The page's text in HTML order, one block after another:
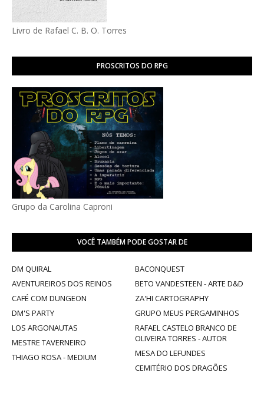
Livro de Rafael C. B. O. Torres
PROSCRITOS DO RPG
Grupo da Carolina Caproni
VOCÊ TAMBÉM PODE GOSTAR DE
DM QUIRAL
BACONQUEST
AVENTUREIROS DOS REINOS
BETO VANDESTEEN - ARTE D&D
CAFÉ COM DUNGEON
ZA'HI CARTOGRAPHY
DM'S PARTY
GRUPO MEUS PERGAMINHOS
LOS ARGONAUTAS
RAFAEL CASTELO BRANCO DE
OLIVEIRA TORRES - AUTOR
MESTRE TAVERNEIRO
MESA DO LEFUNDES
THIAGO ROSA - MEDIUM
CEMITÉRIO DOS DRAGÕES